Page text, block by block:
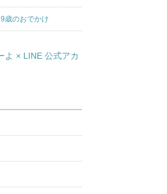
9歳のおでかけ